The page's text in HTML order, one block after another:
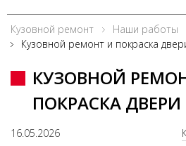
Кузовной ремонт Наши работы
Кузовной ремонт и покраска
КУЗОВНОЙ
ПОКРАСКА
16.05.2026